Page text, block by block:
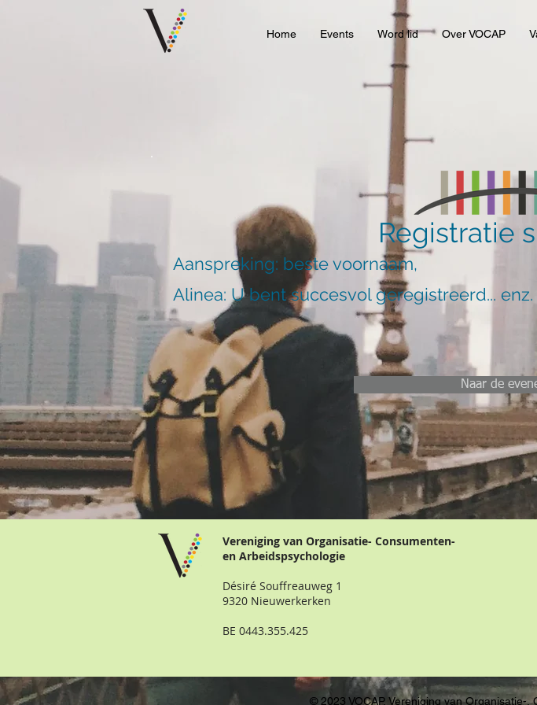
Home Events Word lid Over VOCAP
Registratie
Aanspreking: beste voornaam,
Alinea: U bent succesvol geregistreerd... enz.
Naar de
Vereniging van Organisatie- Consumenten-
en Arbeidspsychologie
Désiré Souffreauweg 1
9320 Nieuwerkerken
BE 0443.355.425
© 2023 VOCAP, Vereniging van Organisatie-